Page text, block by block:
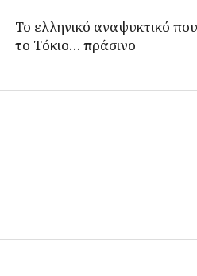
Το ελληνικό αναψυκτικό
το Τόκιο… πράσινο